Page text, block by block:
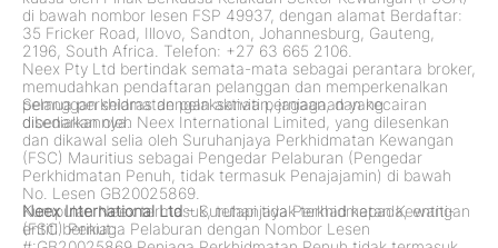
di bawah nombor lesen FSP 49937, dengan alamat Berdaftar:
35 Fricker Road, Illovo, Sandton, Johannesburg, Gauteng,
2196, South Africa. Telefon: +27 63 665 2106.
Neex Pty Ltd bertindak semata-mata sebagai perantara broker,
memudahkan pendaftaran pelanggan dan memperkenalkan
pelanggan selaras dengan aktiviti perniagaan yang
dibenarkannya.
Semua perkhidmatan pelaksanaan, jagaan, dan kecairan
disediakan oleh Neex International Limited, yang dilesenkan
dan dikawal selia oleh Suruhanjaya Perkhidmatan Kewangan
(FSC) Mauritius sebagai Pengedar Pelaburan (Pengedar
Perkhidmatan Penuh, tidak termasuk Penajajamin) di bawah
No. Lesen GB20025869.
Kumpulan Neex termasuk, tetapi tidak terhad kepada, entiti-
entiti berikut:
Neex International Ltd– Suruhanjaya Perkhidmatan Kewangan
(FSC) Peniaga Pelaburan dengan Nombor Lesen